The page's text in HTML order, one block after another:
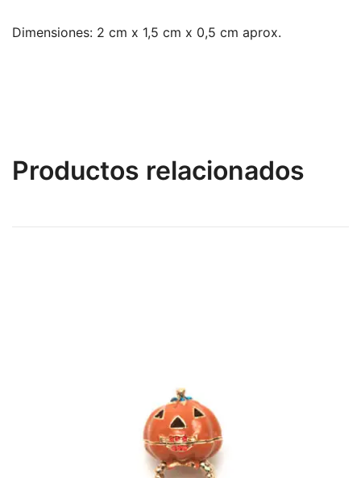
Dimensiones: 2 cm x 1,5 cm x 0,5 cm aprox.
Productos relacionados